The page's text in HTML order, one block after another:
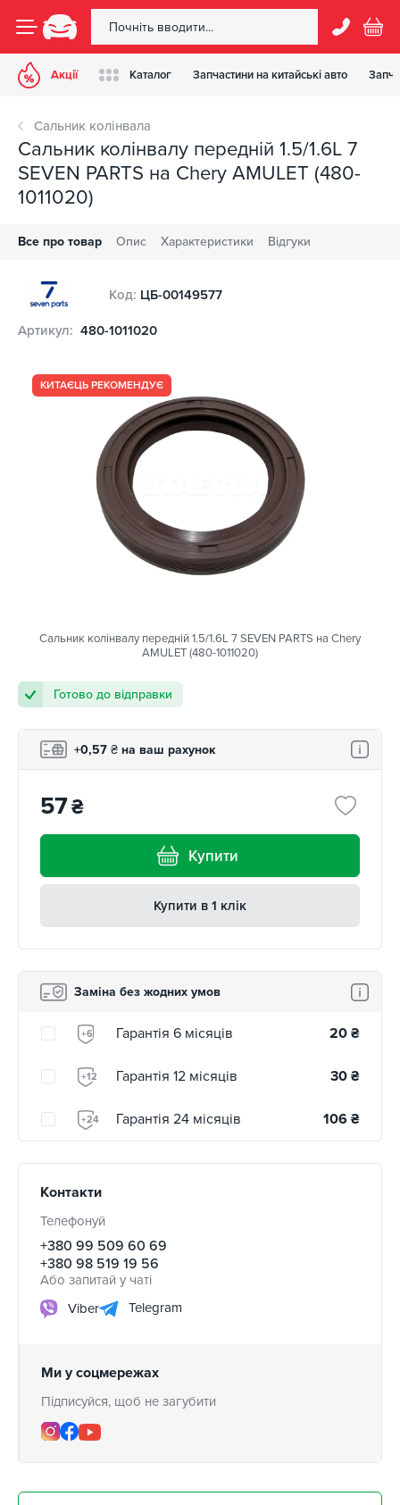
Акції Каталог Запчастини на китайські авто
Сальник колінвала
Сальник колінвалу передній 1.5/1.6L 7
SEVEN PARTS на Chery AMULET (480-
1011020)
Все про товар Опис Характеристики Відгуки
Код: ЦБ-00149577
Артикул: 480-1011020
КИТАЄЦЬ РЕКОМЕНДУЄ
Сальник колінвалу передній 1.5/1.6L 7 SEVEN PARTS на Chery
AMULET (480-1011020)
Готово до відправки
+0,57 ₴ на ваш рахунок
57₴
Купити
Купити в 1 клік
Заміна без жодних умов
+6 Гарантія 6 місяців 20 ₴
+12 Гарантія 12 місяців 30 ₴
+24 Гарантія 24 місяців 106 ₴
Контакти
Телефонуй
+380 99 509 60 69
+380 98 519 19 56
Або запитай у чаті
Viber
Telegram
Ми у соцмережах
Підписуйся, щоб не загубити